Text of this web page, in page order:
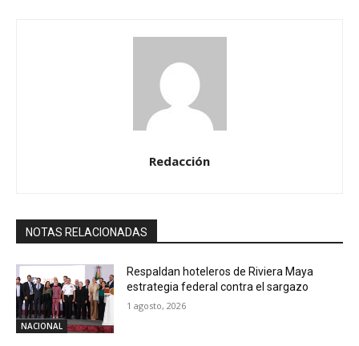
Redacción
NOTAS RELACIONADAS
NACIONAL
Respaldan hoteleros de Riviera Maya
estrategia federal contra el sargazo
1 agosto, 2026